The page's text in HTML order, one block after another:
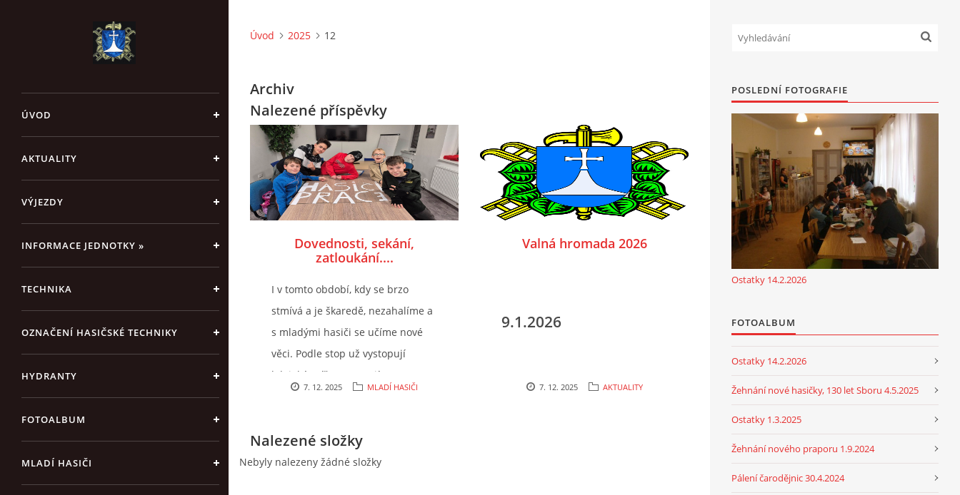
ÚVOD
AKTUALITY
VÝJEZDY
INFORMACE JEDNOTKY »
TECHNIKA
OZNAČENÍ HASIČSKÉ TECHNIKY
HYDRANTY
FOTOALBUM
MLADÍ HASIČI
Úvod 2025 12
Archiv
Nalezené příspěvky
Dovednosti, sekání,
zatloukání....
I v tomto období, kdy se brzo
stmívá a je škaredě, nezahalíme a
s mladými hasiči se učíme nové
věci. Podle stop už vystopují
kdejaké zvíře a poznají spoustu
se, sekalo, zatloukalo... a ani si
nikdo neublížil. A příště budou
7. 12. 2025 MLADÍ HASIČI
Valná hromada 2026
9.1.2026
7. 12. 2025 AKTUALITY
Nalezené složky
Nebyly nalezeny žádné složky
POSLEDNÍ FOTOGRAFIE
Ostatky 14.2.2026
FOTOALBUM
Ostatky 14.2.2026
Žehnání nové hasičky, 130 let Sboru 4.5.2025
Ostatky 1.3.2025
Žehnání nového praporu 1.9.2024
Pálení čarodějnic 30.4.2024